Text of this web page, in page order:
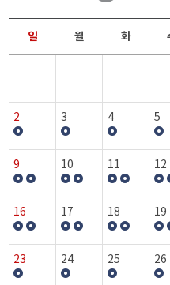
일 월 화
2 3 4 5
9 10 11 12
16 17 18 19
23 24 25 26